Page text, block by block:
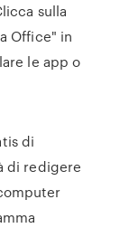
sulla
Office" in
le app o
di
di redigere